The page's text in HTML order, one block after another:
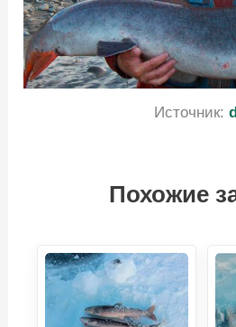
Источник:
Похожие